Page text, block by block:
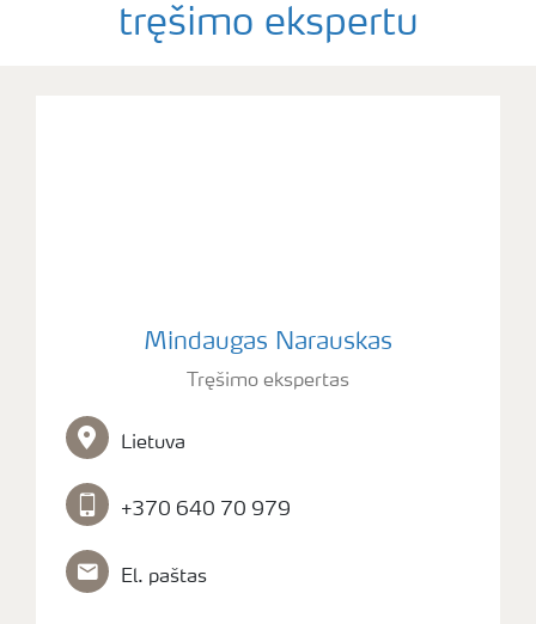
tręšimo ekspertu
Mindaugas Narauskas
Tręšimo ekspertas
Lietuva
+370 640 70 979
El. paštas